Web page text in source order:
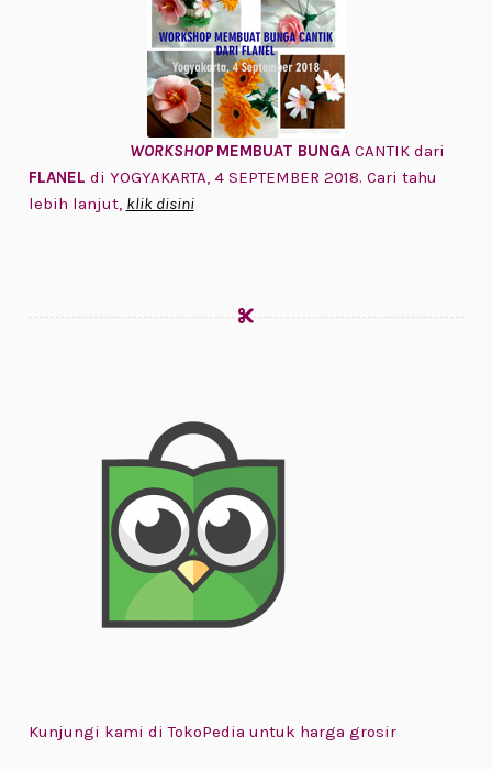
WORKSHOP MEMBUAT BUNGACANTIK dari
FLANEL di YOGYAKARTA, 4 SEPTEMBER 2018. Cari tahu
lebih lanjut, klik disini
Kunjungi kami di TokoPedia untuk harga grosir